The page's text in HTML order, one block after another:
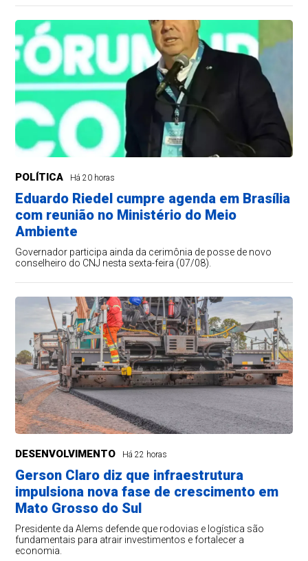
POLÍTICA Há 20 horas
Eduardo Riedel cumpre agenda em Brasília
com reunião no Ministério do Meio
Ambiente
Governador participa ainda da cerimônia de posse de novo
conselheiro do CNJ nesta sexta-feira (07/08).
DESENVOLVIMENTO Há 22 horas
Gerson Claro diz que infraestrutura
impulsiona nova fase de crescimento em
Mato Grosso do Sul
Presidente da Alems defende que rodovias e logística são
fundamentais para atrair investimentos e fortalecer a
economia.